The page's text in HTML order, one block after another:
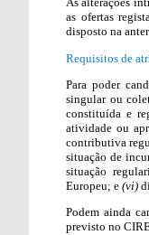
as ofertas
disposto na
Requisitos de
Para poder
singular ou
constituída e
atividade ou
contributiva
situação de
situação
Europeu; e (vi)
Podem ainda
previsto no